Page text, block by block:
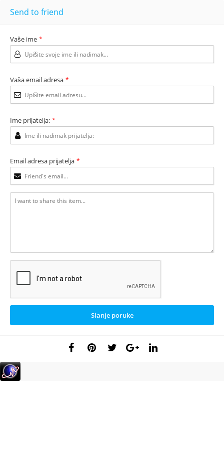
Send to friend
Vaše ime *
Vaša email adresa *
Ime prijatelja: *
Email adresa prijatelja *
Slanje poruke